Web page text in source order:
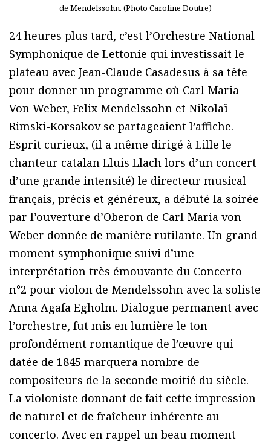
de Mendelssohn. (Photo Caroline Doutre)
24 heures plus tard, c’est l’Orchestre National
Symphonique de Lettonie qui investissait le
plateau avec Jean-Claude Casadesus à sa tête
pour donner un programme où Carl Maria
Von Weber, Felix Mendelssohn et Nikolaï
Rimski-Korsakov se partageaient l’affiche.
Esprit curieux, (il a même dirigé à Lille le
chanteur catalan Lluis Llach lors d’un concert
d’une grande intensité) le directeur musical
français, précis et généreux, a débuté la soirée
par l’ouverture d’Oberon de Carl Maria von
Weber donnée de manière rutilante. Un grand
moment symphonique suivi d’une
interprétation très émouvante du Concerto
n°2 pour violon de Mendelssohn avec la soliste
Anna Agafa Egholm. Dialogue permanent avec
l’orchestre, fut mis en lumière le ton
profondément romantique de l’œuvre qui
datée de 1845 marquera nombre de
compositeurs de la seconde moitié du siècle.
La violoniste donnant de fait cette impression
de naturel et de fraîcheur inhérente au
concerto. Avec en rappel un beau moment